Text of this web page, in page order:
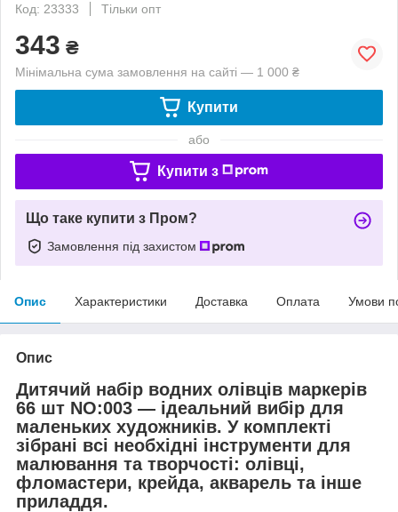
Код: 23333
Тільки опт
343 ₴
Мінімальна сума замовлення на сайті — 1 000 ₴
Купити
або
Купити з
Що таке купити з Пром?
Замовлення під захистом
Опис Характеристики Доставка Оплата Умови
Опис
Дитячий набір водних олівців маркерів
66 шт NO:003 — ідеальний вибір для
маленьких художників. У комплекті
зібрані всі необхідні інструменти для
малювання та творчості: олівці,
фломастери, крейда, акварель та інше
приладдя.